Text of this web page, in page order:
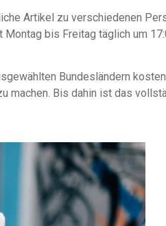
Artikel zu verschiedenen
bis Freitag täglich um
Bundesländern
machen. Bis dahin ist das